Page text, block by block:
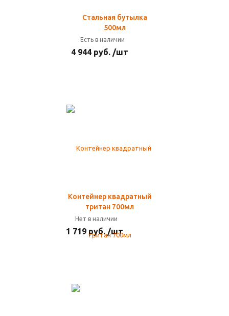
Стальная бутылка
500мл
Есть в наличии
4 944 руб. /шт
Контейнер квадратный
тритан 700мл
Нет в наличии
1 719 руб. /шт